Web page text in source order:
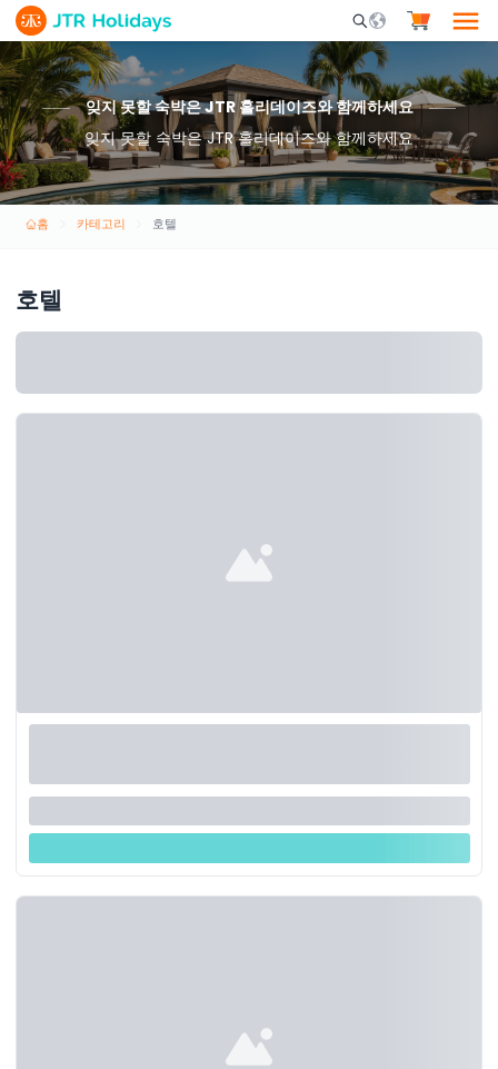
Mobile Search
잊지 못할 숙박은 JTR 홀리데이즈와 함께하세요
잊지 못할 숙박은 JTR 홀리데이즈와 함께하세요
홈 카테고리 호텔
호텔